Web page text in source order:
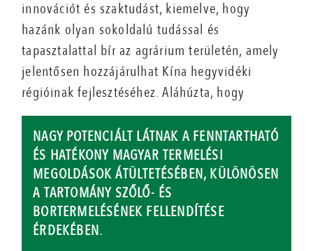
innovációt és szaktudást, kiemelve, hogy
hazánk olyan sokoldalú tudással és
tapasztalattal bír az agrárium területén, amely
jelentősen hozzájárulhat Kína hegyvidéki
régióinak fejlesztéséhez. Aláhúzta, hogy
NAGY POTENCIÁLT LÁTNAK A FENNTARTHATÓ
ÉS HATÉKONY MAGYAR TERMELÉSI
MEGOLDÁSOK ÁTÜLTETÉSÉBEN, KÜLÖNÖSEN
A TARTOMÁNY SZŐLŐ- ÉS
BORTERMELÉSÉNEK FELLENDÍTÉSE
ÉRDEKÉBEN.